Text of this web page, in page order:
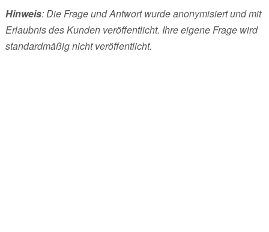
Hinweis: Die Frage und Antwort wurde anonymisiert und mit
Erlaubnis des Kunden veröffentlicht. Ihre eigene Frage wird
standardmäßig nicht veröffentlicht.